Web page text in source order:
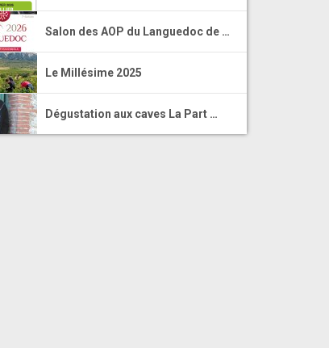
Salon des AOP du Languedoc de …
Le Millésime 2025
Dégustation aux caves La Part …